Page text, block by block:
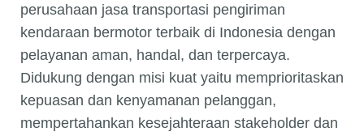
perusahaan jasa transportasi pengiriman
kendaraan bermotor terbaik di Indonesia dengan
pelayanan aman, handal, dan terpercaya.
Didukung dengan misi kuat yaitu memprioritaskan
kepuasan dan kenyamanan pelanggan,
mempertahankan kesejahteraan stakeholder dan